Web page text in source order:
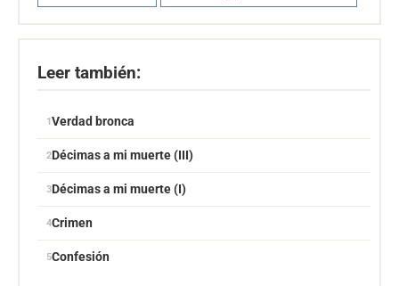
Leer también:
Verdad bronca
Décimas a mi muerte (III)
Décimas a mi muerte (I)
Crimen
Confesión